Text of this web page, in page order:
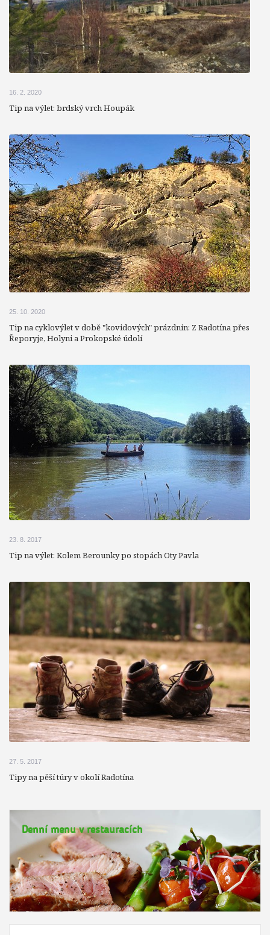
16. 2. 2020
Tip na výlet: brdský vrch Houpák
25. 10. 2020
Tip na cyklovýlet v době "kovidových" prázdnin: Z Radotína přes
Řeporyje, Holyni a Prokopské údolí
23. 8. 2017
Tip na výlet: Kolem Berounky po stopách Oty Pavla
27. 5. 2017
Tipy na pěší túry v okolí Radotína
Denní menu v restauracích